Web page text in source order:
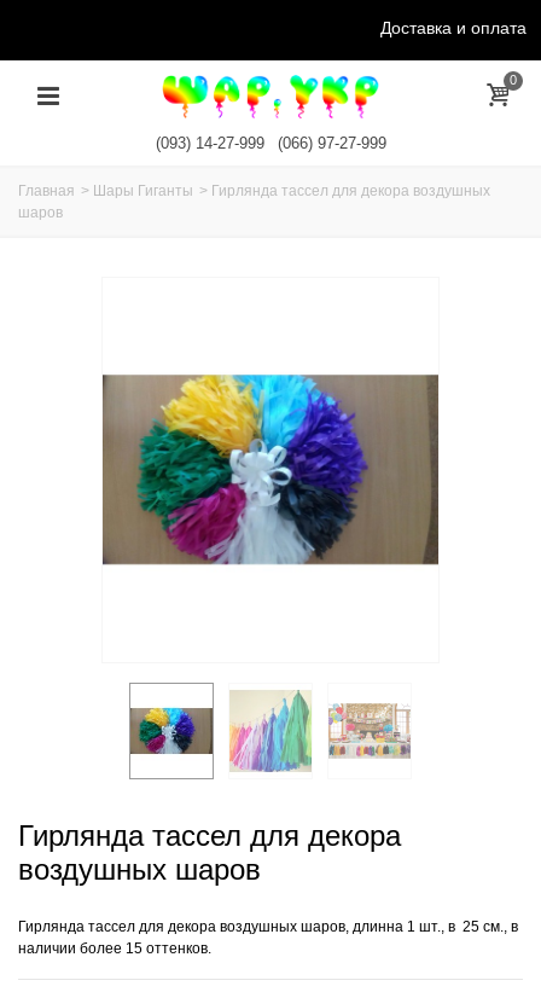
Доставка и оплата
0
(093) 14-27-999 (066) 97-27-999
Главная > Шары Гиганты > Гирлянда тассел для декора воздушных
шаров
Гирлянда тассел для декора
воздушных шаров
Гирлянда тассел для декора воздушных шаров, длинна 1 шт., в 25 см., в
наличии более 15 оттенков.